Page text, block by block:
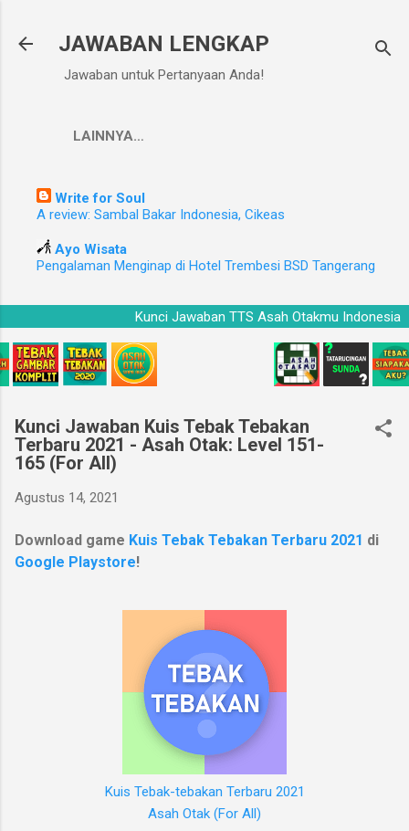
JAWABAN LENGKAP
Jawaban untuk Pertanyaan Anda!
LAINNYA…
Write for Soul
A review: Sambal Bakar Indonesia, Cikeas
Ayo Wisata
Pengalaman Menginap di Hotel Trembesi BSD Tangerang
Kunci Jawaban TTS Asah Otakmu
Kunci Jawaban Kuis Tebak Tebakan
Terbaru 2021 - Asah Otak: Level 151-
165 (For All)
Agustus 14, 2021
Download game Kuis Tebak Tebakan Terbaru 2021 di
Google Playstore!
Kuis Tebak-tebakan Terbaru 2021
Asah Otak (For All)